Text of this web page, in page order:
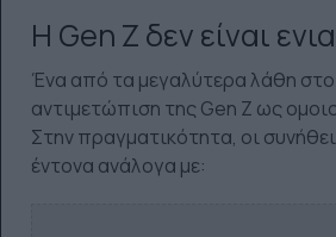
Η Gen Z δεν είναι
Ένα από τα μεγαλύτερα λάθη στο
αντιμετώπιση της Gen Z ως
Στην πραγματικότητα, οι
έντονα ανάλογα με: